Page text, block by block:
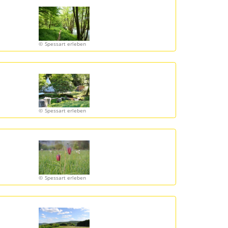
Spessart erleben
Spessart erleben
Spessart erleben